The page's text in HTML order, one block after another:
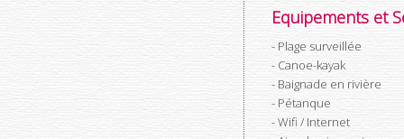
Equipements et
Plage surveillée
Canoe-kayak
Baignade en rivière
Pétanque
Wifi / Internet